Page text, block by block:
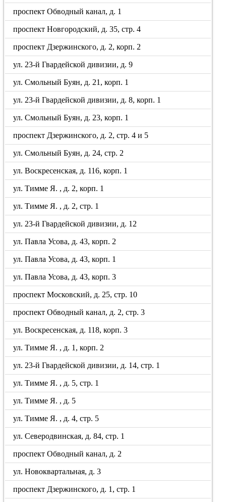
проспект Обводный канал, д. 1
проспект Новгородский, д. 35, стр. 4
проспект Дзержинского, д. 2, корп. 2
ул. 23-й Гвардейской дивизии, д. 9
ул. Смольный Буян, д. 21, корп. 1
ул. 23-й Гвардейской дивизии, д. 8, корп. 1
ул. Смольный Буян, д. 23, корп. 1
проспект Дзержинского, д. 2, стр. 4 и 5
ул. Смольный Буян, д. 24, стр. 2
ул. Воскресенская, д. 116, корп. 1
ул. Тимме Я. , д. 2, корп. 1
ул. Тимме Я. , д. 2, стр. 1
ул. 23-й Гвардейской дивизии, д. 12
ул. Павла Усова, д. 43, корп. 2
ул. Павла Усова, д. 43, корп. 1
ул. Павла Усова, д. 43, корп. 3
проспект Московский, д. 25, стр. 10
проспект Обводный канал, д. 2, стр. 3
ул. Воскресенская, д. 118, корп. 3
ул. Тимме Я. , д. 1, корп. 2
ул. 23-й Гвардейской дивизии, д. 14, стр. 1
ул. Тимме Я. , д. 5, стр. 1
ул. Тимме Я. , д. 5
ул. Тимме Я. , д. 4, стр. 5
ул. Северодвинская, д. 84, стр. 1
проспект Обводный канал, д. 2
ул. Новоквартальная, д. 3
проспект Дзержинского, д. 1, стр. 1